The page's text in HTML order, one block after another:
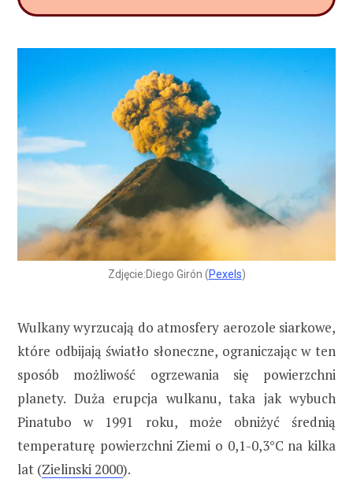
Zdjęcie:Diego Girón (Pexels)
Wulkany wyrzucają do atmosfery aerozole siarkowe,
które odbijają światło słoneczne, ograniczając w ten
sposób możliwość ogrzewania się powierzchni
planety. Duża erupcja wulkanu, taka jak wybuch
Pinatubo w 1991 roku, może obniżyć średnią
temperaturę powierzchni Ziemi o 0,1-0,3°C na kilka
lat (Zielinski 2000).